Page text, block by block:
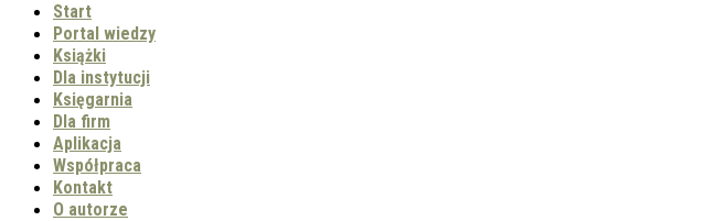
Start
Portal wiedzy
Książki
Dla instytucji
Księgarnia
Dla firm
Aplikacja
Współpraca
Kontakt
O autorze